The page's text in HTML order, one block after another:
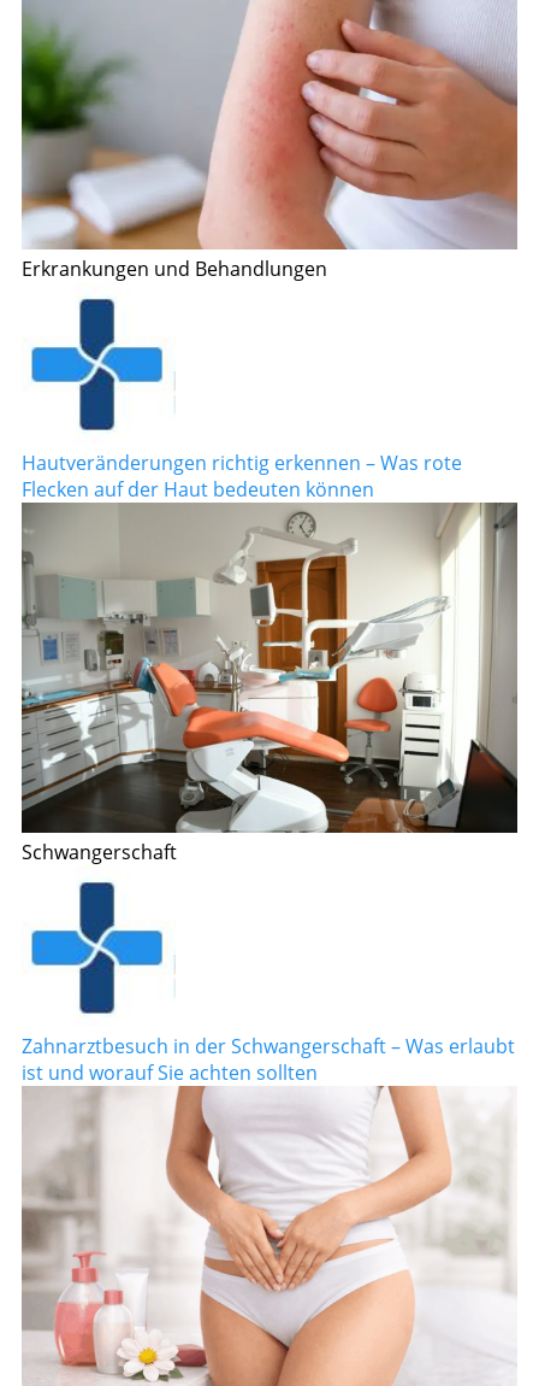
Erkrankungen und Behandlungen
Hautveränderungen richtig erkennen – Was rote
Flecken auf der Haut bedeuten können
Schwangerschaft
Zahnarztbesuch in der Schwangerschaft – Was erlaubt
ist und worauf Sie achten sollten